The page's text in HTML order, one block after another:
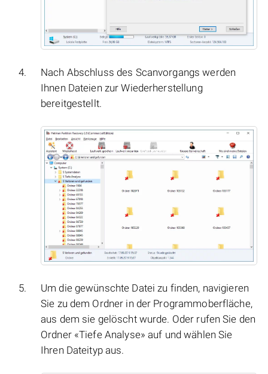
Nach Abschluss des Scanvorgangs werden
Ihnen Dateien zur Wiederherstellung
bereitgestellt.
Um die gewünschte Datei zu finden, navigieren
Sie zu dem Ordner in der Programmoberfläche,
aus dem sie gelöscht wurde. Oder rufen Sie den
Ordner «Tiefe Analyse» auf und wählen Sie
Ihren Dateityp aus.